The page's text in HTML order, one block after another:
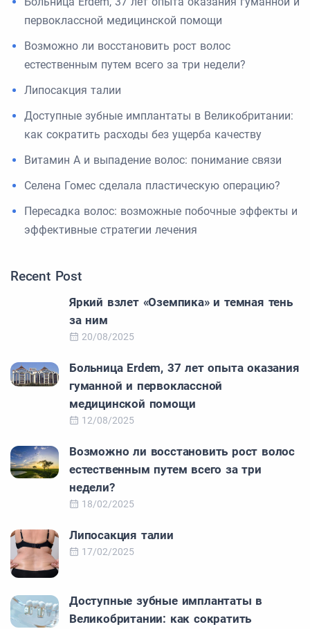
первоклассной медицинской помощи
Возможно ли восстановить рост волос
естественным путем всего за три недели?
Липосакция талии
Доступные зубные имплантаты в Великобритании:
как сократить расходы без ущерба качеству
Витамин А и выпадение волос: понимание связи
Селена Гомес сделала пластическую операцию?
Пересадка волос: возможные побочные эффекты и
эффективные стратегии лечения
Recent Post
Яркий взлет «Оземпика» и темная тень
за ним
20/08/2025
Больница Erdem, 37 лет опыта оказания
гуманной и первоклассной
медицинской помощи
12/08/2025
Возможно ли восстановить рост волос
естественным путем всего за три
недели?
18/02/2025
Липосакция талии
17/02/2025
Доступные зубные имплантаты в
Великобритании: как сократить